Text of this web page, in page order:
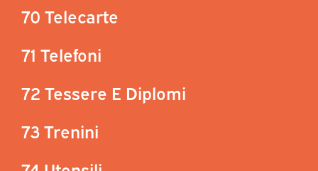
70 Telecarte
71 Telefoni
72 Tessere E Diplomi
73 Trenini